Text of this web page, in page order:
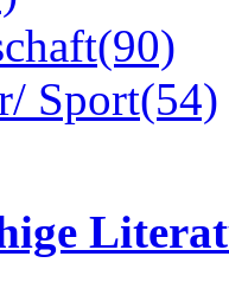
(90)
Sport(54)